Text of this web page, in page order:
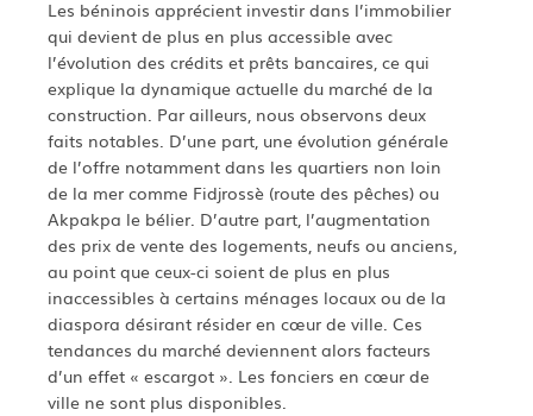
Les béninois apprécient investir dans l’immobilier
qui devient de plus en plus accessible avec
l’évolution des crédits et prêts bancaires, ce qui
explique la dynamique actuelle du marché de la
construction. Par ailleurs, nous observons deux
faits notables. D’une part, une évolution générale
de l’offre notamment dans les quartiers non loin
de la mer comme Fidjrossè (route des pêches) ou
Akpakpa le bélier. D’autre part, l’augmentation
des prix de vente des logements, neufs ou anciens,
au point que ceux-ci soient de plus en plus
inaccessibles à certains ménages locaux ou de la
diaspora désirant résider en cœur de ville. Ces
tendances du marché deviennent alors facteurs
d’un effet « escargot ». Les fonciers en cœur de
ville ne sont plus disponibles.